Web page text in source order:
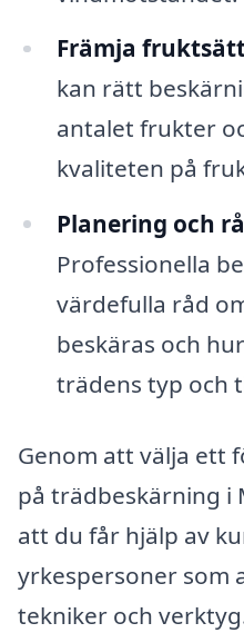
Främja
kan rätt
antalet frukter
kvaliteten på
Planering och
Professionella
värdefulla råd
beskäras och
trädens typ och
Genom att välja ett
på trädbeskärning i
att du får hjälp av
yrkespersoner som
tekniker och